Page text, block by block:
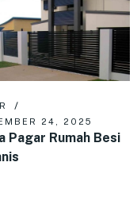
24, 2025
Pagar Rumah Besi